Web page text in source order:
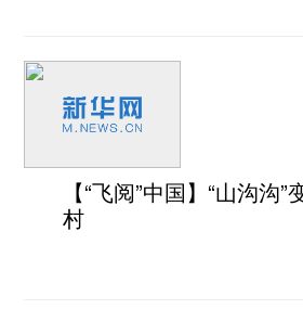
【“飞阅”中国】“山沟沟
村